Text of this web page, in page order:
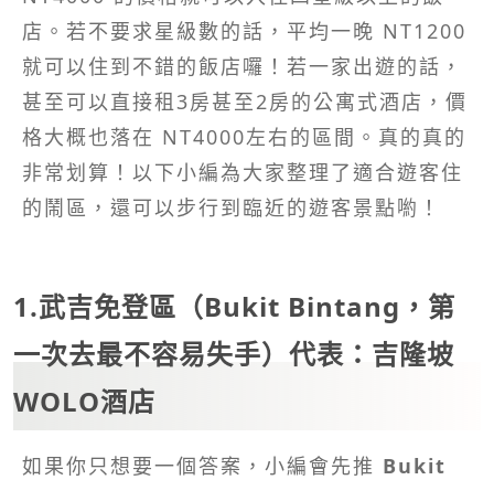
店。若不要求星級數的話，平均一晚 NT1200
就可以住到不錯的飯店囉！若一家出遊的話，
甚至可以直接租3房甚至2房的公寓式酒店，價
格大概也落在 NT4000左右的區間。真的真的
非常划算！以下小編為大家整理了適合遊客住
的鬧區，還可以步行到臨近的遊客景點喲！
1.武吉免登區（Bukit Bintang，第
一次去最不容易失手）代表：吉隆坡
WOLO酒店
如果你只想要一個答案，小編會先推 Bukit